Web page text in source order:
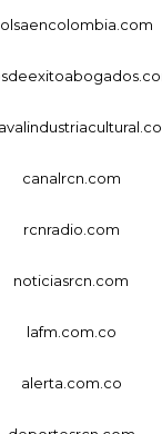
canalrcn.com
rcnradio.com
noticiasrcn.com
lafm.com.co
alerta.com.co